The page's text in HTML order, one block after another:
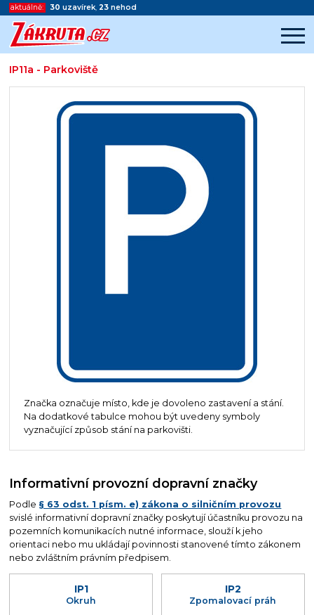
aktuálně: 30 uzavírek, 23 nehod
IP11a - Parkoviště
Začátek reklamy
Konec reklamy
Značka označuje místo, kde je dovoleno zastavení a stání.
Na dodatkové tabulce mohou být uvedeny symboly
vyznačující způsob stání na parkovišti.
Informativní provozní dopravní značky
Podle § 63 odst. 1 písm. e) zákona o silničním provozu
svislé informativní dopravní značky poskytují účastníku provozu na
pozemních komunikacích nutné informace, slouží k jeho
orientaci nebo mu ukládají povinnosti stanovené tímto zákonem
nebo zvláštním právním předpisem.
IP1
Okruh
IP2
Zpomalovací práh